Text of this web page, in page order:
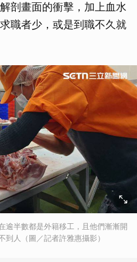
剖畫面的衝擊，加上血水
職者少，或是到職不久就
逾半數都是外籍移工，且他們漸漸開
人（圖／記者許雅惠攝影）